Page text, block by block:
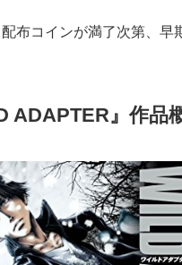
布コインが満了次第、早
ADAPTER』作品